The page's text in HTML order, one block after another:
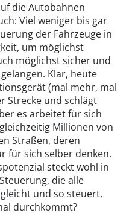
die Autobahnen
Viel weniger bis gar
der Fahrzeuge in
um möglichst
möglichst sicher und
Klar, heute
(mal mehr, mal
Strecke und schlägt
es arbeitet für sich
Millionen von
Straßen, deren
für sich selber denken.
steckt wohl in
die alle
und so steuert,
durchkommt?